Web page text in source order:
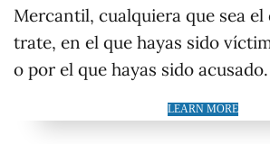
Mercantil, cualquiera que sea el
trate, en el que hayas sido
o por el que hayas sido acusado.
LEARN MORE